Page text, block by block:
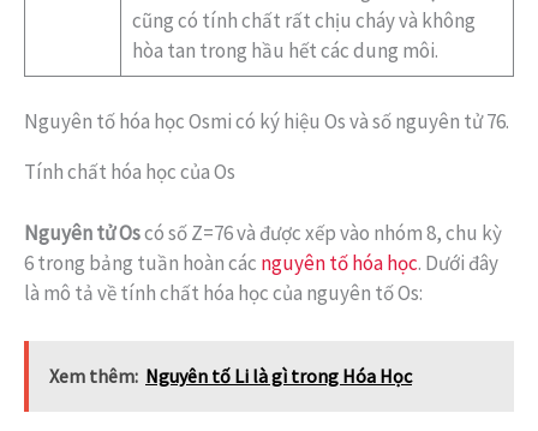
cũng có tính chất rất chịu cháy và không
hòa tan trong hầu hết các dung môi.
Nguyên tố hóa học Osmi có ký hiệu Os và số nguyên tử 76.
Tính chất hóa học của Os
Nguyên tử Oscó số Z=76 và được xếp vào nhóm 8, chu kỳ
6 trong bảng tuần hoàn các nguyên tố hóa học. Dưới đây
là mô tả về tính chất hóa học của nguyên tố Os:
Xem thêm: Nguyên tố Li là gì trong Hóa Học